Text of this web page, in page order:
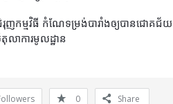
រុញកម្មវិធី កំណែទម្រង់បារាំងឲ្យបានជោគជ័យ
លាការមូលដ្ឋាន
0 Share